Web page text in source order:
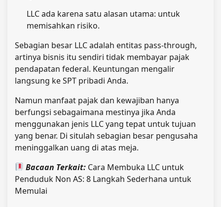
LLC ada karena satu alasan utama: untuk
memisahkan risiko.
Sebagian besar LLC adalah entitas pass-through,
artinya bisnis itu sendiri tidak membayar pajak
pendapatan federal. Keuntungan mengalir
langsung ke SPT pribadi Anda.
Namun manfaat pajak dan kewajiban hanya
berfungsi sebagaimana mestinya jika Anda
menggunakan jenis LLC yang tepat untuk tujuan
yang benar. Di situlah sebagian besar pengusaha
meninggalkan uang di atas meja.
Bacaan Terkait: Cara Membuka LLC untuk
Penduduk Non AS: 8 Langkah Sederhana untuk
Memulai